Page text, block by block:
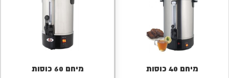
מיחם 40 כוסות מיחם 60 כוסות